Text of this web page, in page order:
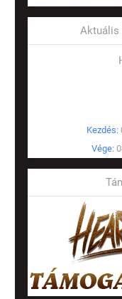
Aktuális
Kezdés:
Vége: